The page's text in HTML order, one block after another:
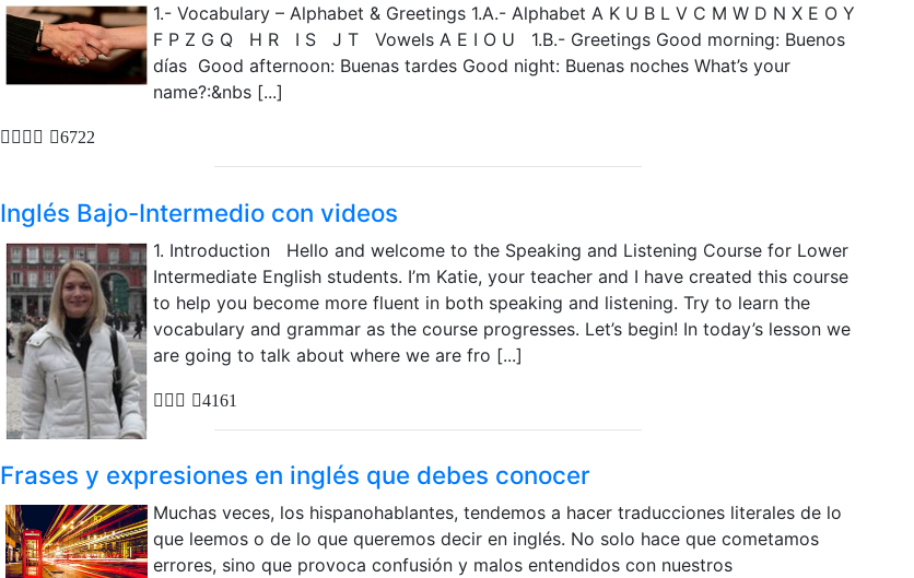
1.- Vocabulary – Alphabet & Greetings 1.A.- Alphabet A K U B L V C M W D N X E O Y
F P Z G Q H R I S J T Vowels A E I O U 1.B.- Greetings Good morning: Buenos
días Good afternoon: Buenas tardes Good night: Buenas noches What’s your
name?:&nbs [...]
6722
Inglés Bajo-Intermedio con videos
1. Introduction Hello and welcome to the Speaking and Listening Course for Lower
Intermediate English students. I’m Katie, your teacher and I have created this course
to help you become more fluent in both speaking and listening. Try to learn the
vocabulary and grammar as the course progresses. Let’s begin! In today’s lesson we
are going to talk about where we are fro [...]
4161
Frases y expresiones en inglés que debes conocer
Muchas veces, los hispanohablantes, tendemos a hacer traducciones literales de lo
que leemos o de lo que queremos decir en inglés. No solo hace que cometamos
errores, sino que provoca confusión y malos entendidos con nuestros